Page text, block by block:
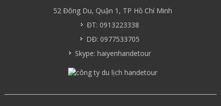
52 Đông Du, Quận 1, TP Hồ Chí Minh
ĐT: 0913223338
DĐ: 0977533705
Skype: haiyenhandetour